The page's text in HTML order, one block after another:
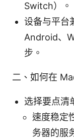
Switch）。
设备与平台
Android、
步。
二、如何在
选择要点清
速度稳定
务器的服